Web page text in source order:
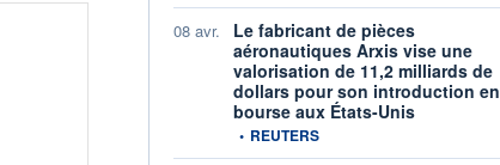
08 avr.
Le fabricant de pièces
aéronautiques Arxis vise une
valorisation de 11,2 milliards de
dollars pour son introduction en
bourse aux États-Unis
information fournie par
• REUTERS